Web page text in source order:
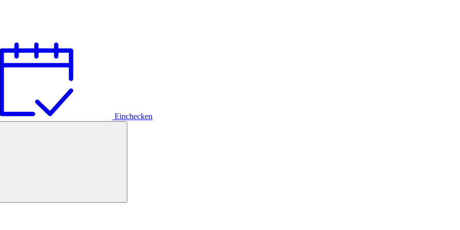
Einchecken